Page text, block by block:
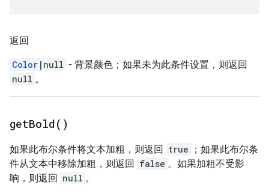
返回
Color |null - 背景颜色；如果未为此条件设置，则返回
null 。
getBold( )
如果此布尔条件将文本加粗，则返回 true
；如果此布尔条
件从文本中移除加粗，则返回 false 。如果加粗不受影
响，则返回 null 。